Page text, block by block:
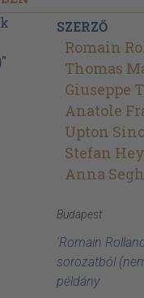
SZERZŐ
Romain
Thomas
Giuseppe
Anatole
Upton
Stefan
Anna
Budapest
'Romain
sorozatból
példány